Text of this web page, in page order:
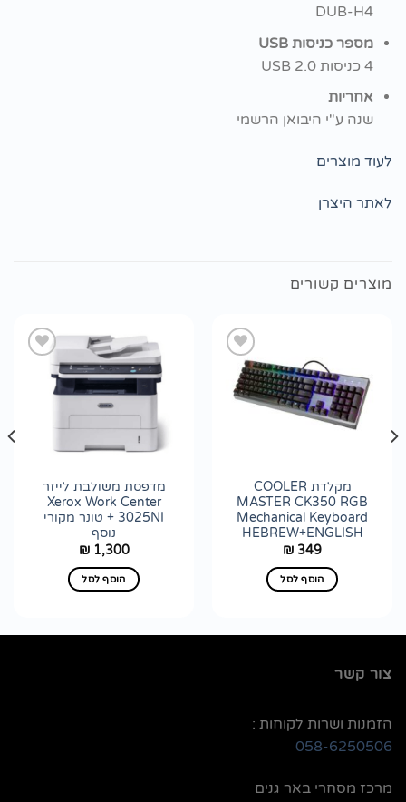
DUB-H4
מספר כניסות USB
4 כניסות USB 2.0
אחריות
שנה ע"י היבואן הרשמי
לעוד מוצרים
לאתר היצרן
מוצרים קשורים
הוסף
מקלדת COOLER
MASTER CK350 RGB
Mechanical Keyboard
HEBREW+ENGLISH
₪ 349
הוסף לסל
מדפסת משולבת לייזר
Xerox Work Center
3025NI + טונר מקורי
נוסף
₪1,300
הוסף לסל
צור קשר
הזמנות ושרות לקוחות :
058-6250506
מרכז מסחרי באר גנים